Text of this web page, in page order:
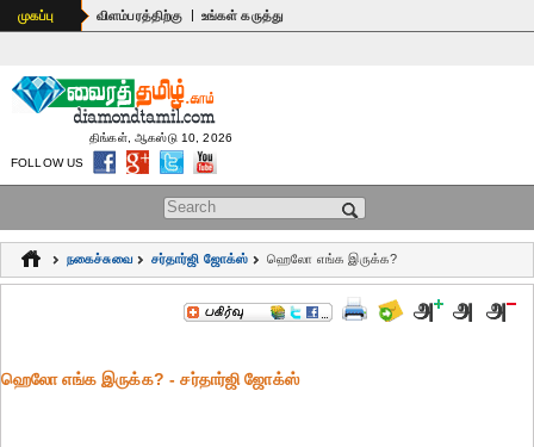
முகப்பு விளம்பரத்திற்கு | உங்கள் கருத்து
Search form
திங்கள், ஆகஸ்டு 10, 2026
FOLLOW US
நகைச்சுவை சர்தார்ஜி ஜோக்ஸ் ஹெலோ எங்க இருக்க?
ஹெலோ எங்க இருக்க? - சர்தார்ஜி ஜோக்ஸ்